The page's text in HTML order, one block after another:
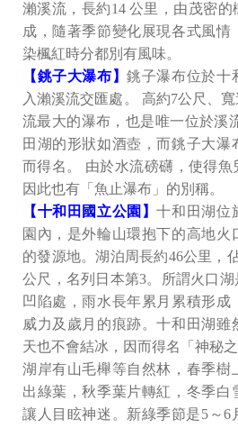
瀨溪流，長約14 公里，由茂密
成，隨著季節變化展現各式風情
染楓紅時分都別有風味。
【銚子大瀑布】銚子瀑布位於十
入瀨溪流交匯處。 高約7公尺、
流最大的瀑布，也是唯一位於溪
田湖的形狀如酒壺，而銚子大瀑
而得名。 由於水流磅礴，使得魚
因此也有「魚止瀑布」的別稱。
【十和田國立公園】十和田湖位
園內，是外輪山環抱下的高地火
的發源地。湖泊周長約46公里，
公尺，名列日本第3。所謂火口
凹陷處，雨水長年累月累積形成
威力及歲月的痕跡。十和田湖雖
天也不會結冰，因而得名「神秘之
湖岸有山毛櫸等自然林，春季樹
出綠葉，秋季葉片轉紅，冬季白
讓人目眩神迷。新綠季節是5～6